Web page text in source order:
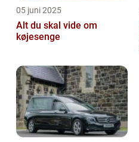
05 juni 2025
Alt du skal vide om
køjesenge